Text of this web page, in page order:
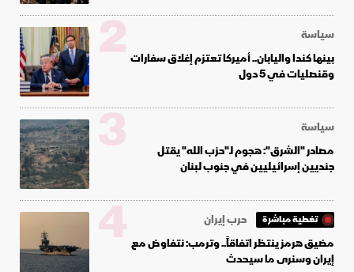
سياسة
بينها كندا واليابان.. أميركا تعتزم إغلاق سفارات
وقنصليات في 5 دول
2
سياسة
مصادر "الشرق": هجوم لـ"حزب الله" يقتل
جنديين إسرائيليين في جنوب لبنان
3
تغطية مباشرة
حرب إيران
مضيق هرمز ينتظر اتفاقاً.. وترمب: نتفاوض مع
إيران وسنرى ما سيحدث
4